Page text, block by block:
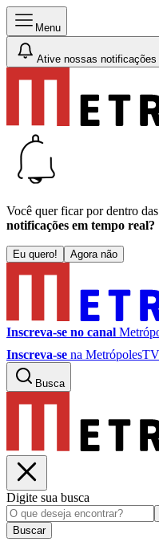
Menu
Ative nossas notificações
Você quer ficar por dentro
notificações em tempo real?
Eu quero! Agora não
Inscreva-se no canal
Inscreva-se na MetrópolesTV
Busca
Digite sua busca
Buscar